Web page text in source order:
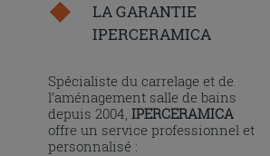
LA GARANTIE
IPERCERAMICA
Spécialiste du carrelage et de
l’aménagement salle de bains
depuis 2004, IPERCERAMICA
offre un service professionnel et
personnalisé :